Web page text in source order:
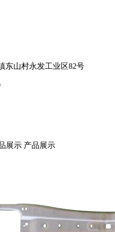
东山村永发工业区82号
展示 产品展示